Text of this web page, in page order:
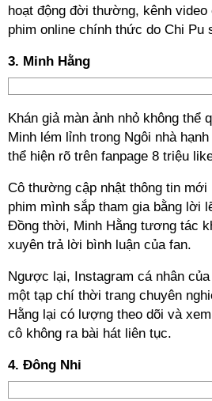
hoạt động đời thường, kênh video
phim online chính thức do Chi Pu
3. Minh Hằng
Khán giả màn ảnh nhỏ không thể
Minh lém lỉnh trong Ngôi nhà
thể hiện rõ trên fanpage 8 triệu
Cô thường cập nhật thông tin
phim mình sắp tham gia bằng lời
Đồng thời, Minh Hằng tương tác
xuyên trả lời bình luận của fan.
Ngược lại, Instagram cá nhân
một tạp chí thời trang chuyên
Hằng lại có lượng theo dõi và
cô không ra bài hát liên tục.
4. Đông Nhi